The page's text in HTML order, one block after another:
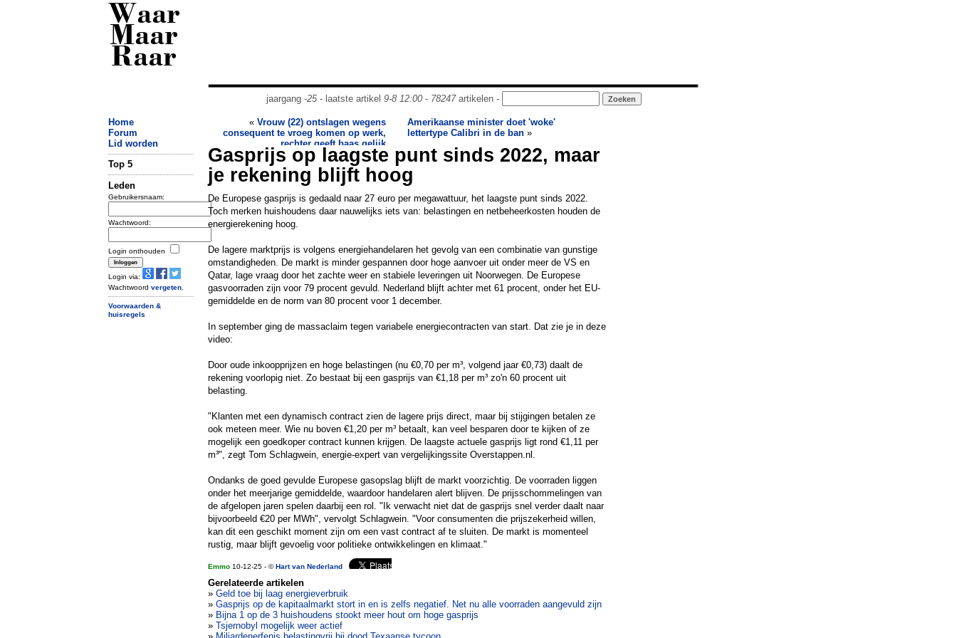
Waar
Maar
Raar
jaargang -25- laatste artikel 9-8 12:00- 78247artikelen -
Home
Forum
Lid worden
Top 5
Leden
Gebruikersnaam:
Wachtwoord:
Login onthouden
Login via:
Wachtwoord vergeten
Voorwaarden &
huisregels
« Vrouw (22) ontslagen wegens
consequent te vroeg komen op werk,
rechter geeft baas gelijk
Amerikaanse minister doet 'woke'
lettertype Calibri in de ban »
Gasprijs op laagste punt sinds 2022, maar
je rekening blijft hoog
De Europese gasprijs is gedaald naar 27 euro per megawattuur, het laagste punt sinds 2022.
Toch merken huishoudens daar nauwelijks iets van: belastingen en netbeheerkosten houden de
energierekening hoog.
De lagere marktprijs is volgens energiehandelaren het gevolg van een combinatie van gunstige
omstandigheden. De markt is minder gespannen door hoge aanvoer uit onder meer de VS en
Qatar, lage vraag door het zachte weer en stabiele leveringen uit Noorwegen. De Europese
gasvoorraden zijn voor 79 procent gevuld. Nederland blijft achter met 61 procent, onder het EU-
gemiddelde en de norm van 80 procent voor 1 december.
In september ging de massaclaim tegen variabele energiecontracten van start. Dat zie je in deze
video:
Door oude inkoopprijzen en hoge belastingen (nu €0,70 per m³, volgend jaar €0,73) daalt de
rekening voorlopig niet. Zo bestaat bij een gasprijs van €1,18 per m³ zo'n 60 procent uit
belasting.
"Klanten met een dynamisch contract zien de lagere prijs direct, maar bij stijgingen betalen ze
ook meteen meer. Wie nu boven €1,20 per m³ betaalt, kan veel besparen door te kijken of ze
mogelijk een goedkoper contract kunnen krijgen. De laagste actuele gasprijs ligt rond €1,11 per
m³", zegt Tom Schlagwein, energie-expert van vergelijkingssite Overstappen.nl.
Ondanks de goed gevulde Europese gasopslag blijft de markt voorzichtig. De voorraden liggen
onder het meerjarige gemiddelde, waardoor handelaren alert blijven. De prijsschommelingen van
de afgelopen jaren spelen daarbij een rol. "Ik verwacht niet dat de gasprijs snel verder daalt naar
bijvoorbeeld €20 per MWh", vervolgt Schlagwein. "Voor consumenten die prijszekerheid willen,
kan dit een geschikt moment zijn om een vast contract af te sluiten. De markt is momenteel
rustig, maar blijft gevoelig voor politieke ontwikkelingen en klimaat."
Emmo 10-12-25 - ©Hart van Nederland
Gerelateerde artikelen
» Geld toe bij laag energieverbruik
» Gasprijs op de kapitaalmarkt stort in en is zelfs negatief. Net nu alle voorraden aangevuld zijn
» Bijna 1 op de 3 huishoudens stookt meer hout om hoge gasprijs
» Tsjernobyl mogelijk weer actief